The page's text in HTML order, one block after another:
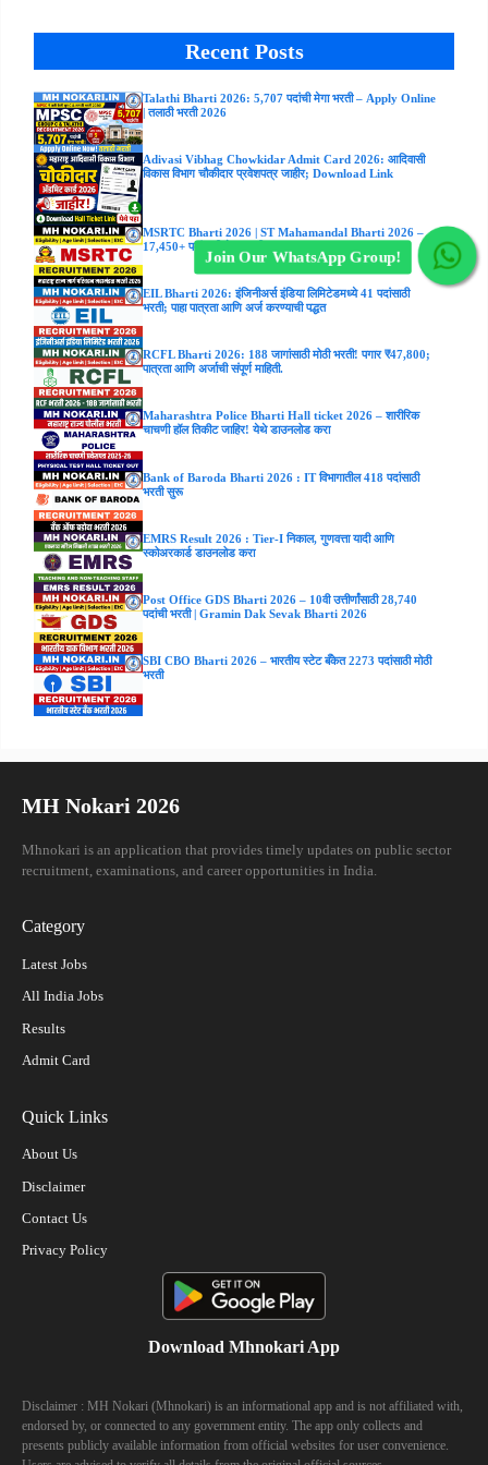
Recent Posts
Talathi Bharti 2026: 5,707 पदांची मेगा भरती – Apply Online
| तलाठी भरती 2026
Adivasi Vibhag Chowkidar Admit Card 2026: आदिवासी
विकास विभाग चौकीदार प्रवेशपत्र जाहीर; Download Link
MSRTC Bharti 2026 | ST Mahamandal Bharti 2026 –
17,450+ पदांसाठी मेगा भरती | Apply Online
EIL Bharti 2026: इंजिनीअर्स इंडिया लिमिटेडमध्ये 41 पदांसाठी
भरती; पाहा पात्रता आणि अर्ज करण्याची पद्धत
RCFL Bharti 2026: 188 जागांसाठी मोठी भरती! पगार ₹47,800;
पात्रता आणि अर्जाची संपूर्ण माहिती.
Maharashtra Police Bharti Hall ticket 2026 – शारीरिक
चाचणी हॉल तिकीट जाहिर! येथे डाउनलोड करा
Bank of Baroda Bharti 2026 : IT विभागातील 418 पदांसाठी
भरती सुरू
EMRS Result 2026 : Tier-I निकाल, गुणवत्ता यादी आणि
स्कोअरकार्ड डाउनलोड करा
Post Office GDS Bharti 2026 – 10वी उत्तीर्णांसाठी 28,740
पदांची भरती | Gramin Dak Sevak Bharti 2026
SBI CBO Bharti 2026 – भारतीय स्टेट बँकेत 2273 पदांसाठी मोठी
भरती
MH Nokari 2026
Mhnokari is an application that provides timely updates on public sector
recruitment, examinations, and career opportunities in India.
Category
Latest Jobs
All India Jobs
Results
Admit Card
Quick Links
About Us
Disclaimer
Contact Us
Privacy Policy
Download Mhnokari App
Disclaimer : MH Nokari (Mhnokari) is an informational app and is not affiliated with,
endorsed by, or connected to any government entity. The app only collects and
presents publicly available information from official websites for user convenience.
Join Our WhatsApp Group!